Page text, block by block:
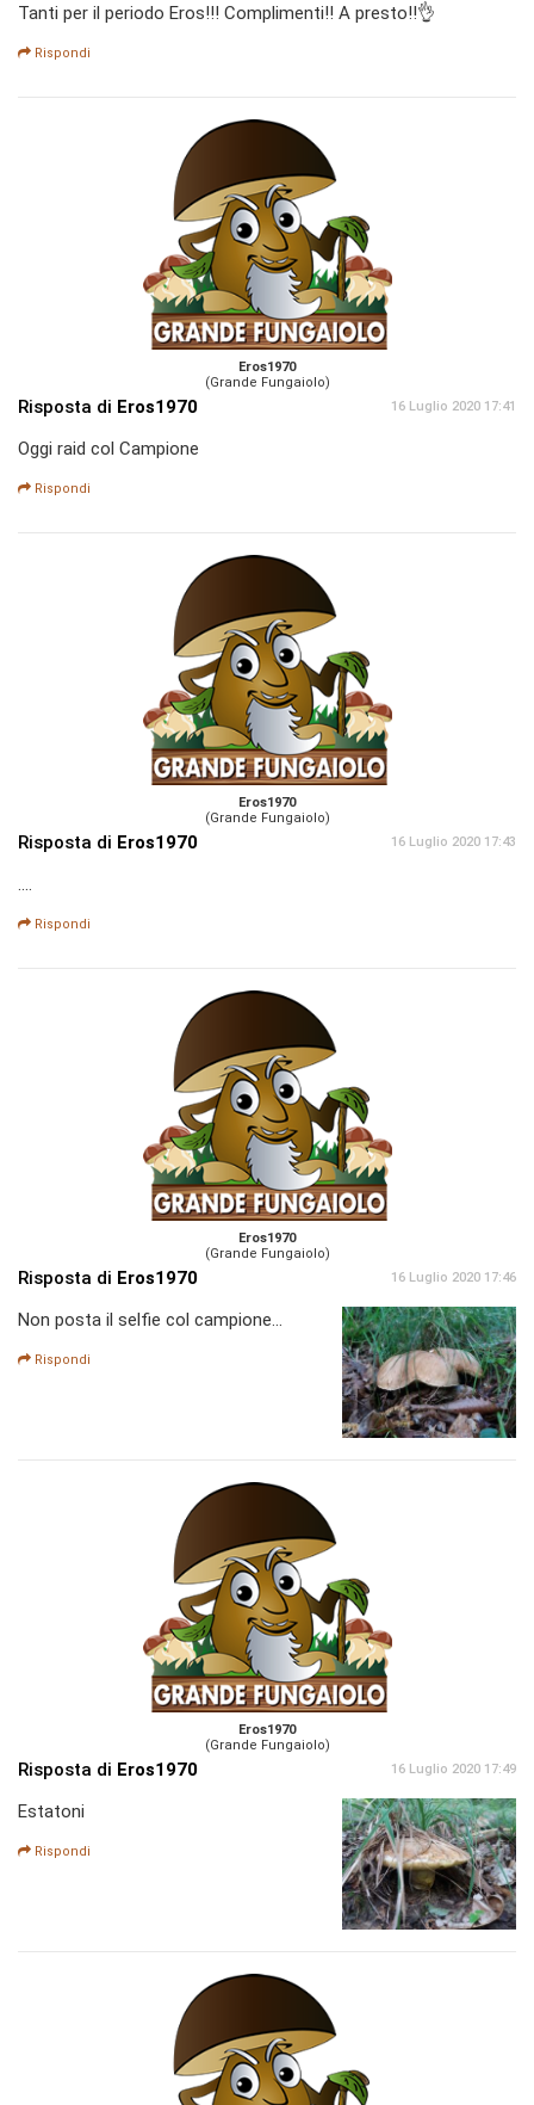
Tanti per il periodo Eros!!! Complimenti!! A presto!!👌
Rispondi
Eros1970
(Grande Fungaiolo)
Risposta di Eros1970 16 Luglio 2020 17:41
Oggi raid col Campione
Rispondi
Eros1970
(Grande Fungaiolo)
Risposta di Eros1970 16 Luglio 2020 17:43
....
Rispondi
Eros1970
(Grande Fungaiolo)
Risposta di Eros1970 16 Luglio 2020 17:46
Non posta il selfie col campione...
Rispondi
Eros1970
(Grande Fungaiolo)
Risposta di Eros1970 16 Luglio 2020 17:49
Estatoni
Rispondi